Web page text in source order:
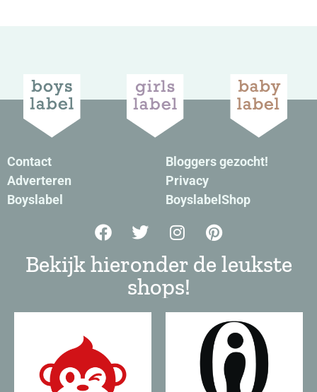
Contact
Adverteren
Boyslabel
Bloggers gezocht!
Privacy
BoyslabelShop
Bekijk hieronder de leukste
shops!